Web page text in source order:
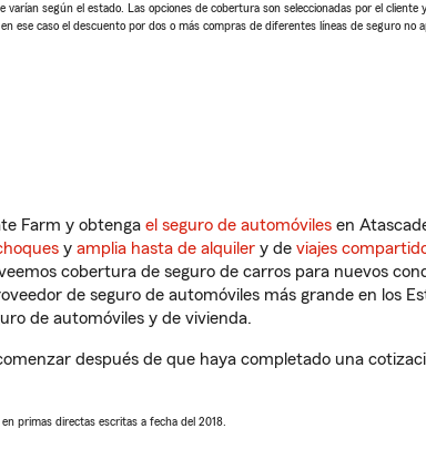
según el estado. Las opciones de cobertura son seleccionadas por el cliente
ese caso el descuento por dos o más compras de diferentes líneas de seguro no
Farm y obtenga el seguro de automóviles en
y amplia hasta de alquiler y de viajes
cobertura de seguro de carros para nuevos
de seguro de automóviles más grande en los
de automóviles y de vivienda.
después de que haya completado una
primas directas escritas a fecha del 2018.